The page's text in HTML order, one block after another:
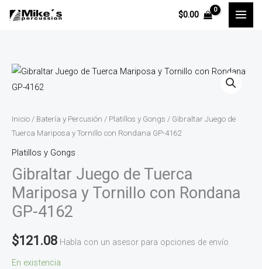
$0.00
Inicio / Batería y Percusión / Platillos y Gongs / Gibraltar Juego de
Tuerca Mariposa y Tornillo con Rondana GP-4162
Platillos y Gongs
Gibraltar Juego de Tuerca
Mariposa y Tornillo con Rondana
GP-4162
$121.08 Habla con un asesor para opciones de envío
En existencia
Gibraltar
Juego
Tuerca
Mariposa
y
Tornillo
con
Rondana
GP-
cantidad